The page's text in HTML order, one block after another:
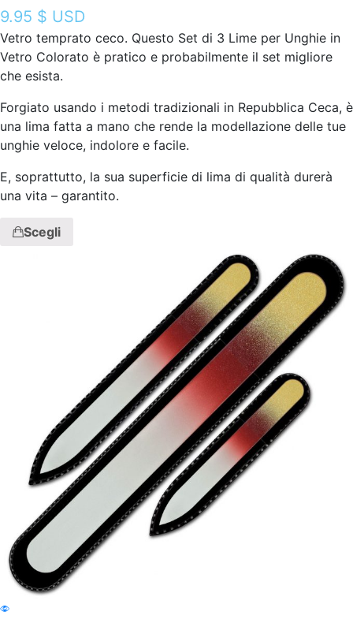
9.95 $ USD
Vetro temprato ceco. Questo Set di 3 Lime per Unghie in
Vetro Colorato è pratico e probabilmente il set migliore
che esista.
Forgiato usando i metodi tradizionali in Repubblica Ceca, è
una lima fatta a mano che rende la modellazione delle tue
unghie veloce, indolore e facile.
E, soprattutto, la sua superficie di lima di qualità durerà
una vita – garantito.
Scegli